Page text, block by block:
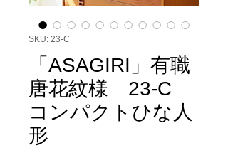
SKU: 23-C
「ASAGIRI」有職
唐花紋様 23-C
コンパクトひな人
形